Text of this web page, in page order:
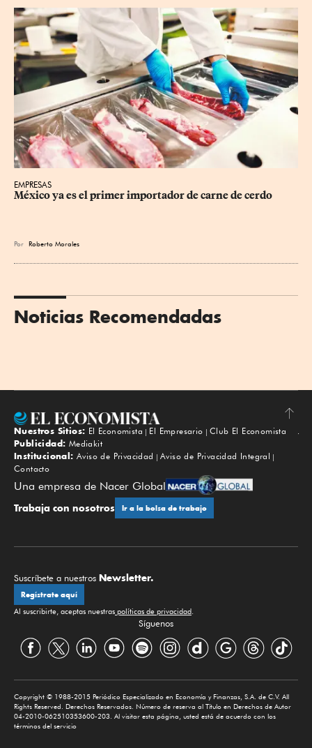
EMPRESAS
México ya es el primer importador de carne de cerdo
Por Roberto Morales
Noticias Recomendadas
Subir
Nuestros Sitios: El Economista El Empresario
Club El Economista
Publicidad: Mediakit
Institucional: Aviso de Privacidad
Aviso de Privacidad Integral
Contacto
Una empresa de Nacer Global
Trabaja con nosotros Ir a la bolsa de trabajo
Suscríbete a nuestros Newsletter.
Regístrate aquí
Al suscribirte, aceptas nuestras políticas de privacidad
Síguenos
Copyright © 1988-2015 Periódico Especializado en Economía y Finanzas, S.A. de C.V. All
Rights Reserved. Derechos Reservados. Número de reserva al Título en Derechos de Autor
04-2010-062510353600-203. Al visitar esta página, usted está de acuerdo con los
términos del servicio